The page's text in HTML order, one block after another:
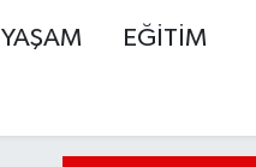
YAŞAM EĞİTİM